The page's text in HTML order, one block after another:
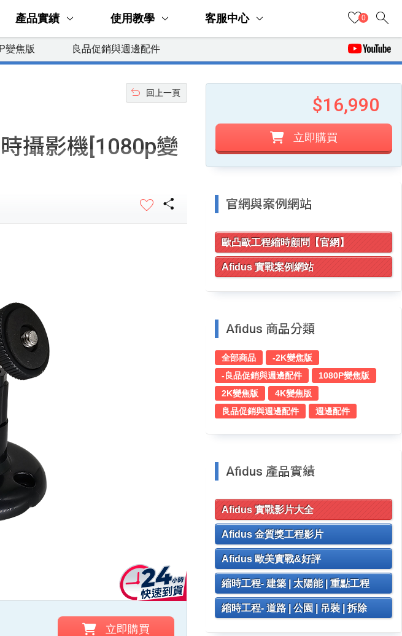
產品實績 使用教學 客服中心 0 search
變焦版 良品促銷與週邊配件
undo 回上一頁
攝影機[1080p變
share
立即購買
$16,990
立即購買
官網與案例網站
歐凸歐工程縮時顧問【官網】
Afidus 實戰案例網站
Afidus 商品分類
-2K變焦版
-良品促銷與週邊配件
1080P變焦版
2K變焦版
4K變焦版
全部商品
良品促銷與週邊配件 週邊配件
Afidus 產品實績
Afidus 實戰影片大全
Afidus 金質獎工程影片
Afidus 歐美實戰&好評
縮時工程- 建築 | 太陽能 | 重點工程
縮時工程- 道路 | 公園 | 吊裝 | 拆除